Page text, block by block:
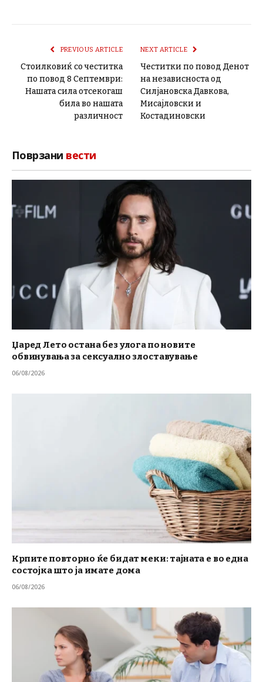
PREVIOUS ARTICLE
Стоилковиќ со честитка
по повод 8 Септември:
Нашата сила отсекогаш
била во нашата
различност
NEXT ARTICLE
Честитки по повод Денот
на независноста од
Силјановска Давкова,
Мисајловски и
Костадиновски
Поврзани вести
Џаред Лето остана без улога по новите
обвинувања за сексуално злоставување
06/08/2026
Крпите повторно ќе бидат меки: тајната е во една
состојка што ја имате дома
06/08/2026